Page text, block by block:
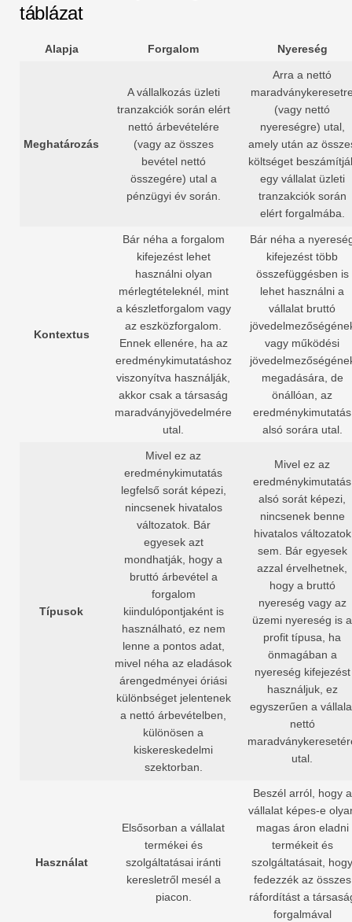
táblázat
Alapja Forgalom Nyereség
Meghatározás
A vállalkozás üzleti
tranzakciók során elért
nettó árbevételére
(vagy az összes
bevétel nettó
összegére) utal a
pénzügyi év során.
Arra a nettó
(vagy nettó
nyereségre) utal,
amely után az
költséget
egy vállalat üzleti
tranzakciók során
elért forgalmába.
Kontextus
Bár néha a forgalom
kifejezést lehet
használni olyan
mérlegtételeknél, mint
a készletforgalom vagy
az eszközforgalom.
Ennek ellenére, ha az
eredménykimutatáshoz
viszonyítva használják,
akkor csak a társaság
maradványjövedelmére
utal.
Bár néha a
kifejezést több
összefüggésben is
lehet használni a
vállalat bruttó
vagy működési
megadására, de
önállóan, az
eredménykimutatás
alsó sorára utal.
Típusok
Mivel ez az
eredménykimutatás
legfelső sorát képezi,
nincsenek hivatalos
változatok. Bár
egyesek azt
mondhatják, hogy a
bruttó árbevétel a
forgalom
kiindulópontjaként is
használható, ez nem
lenne a pontos adat,
mivel néha az eladások
árengedményei óriási
különbséget jelentenek
a nettó árbevételben,
különösen a
kiskereskedelmi
szektorban.
Mivel ez az
eredménykimutatás
alsó sorát képezi,
nincsenek benne
hivatalos változatok
sem. Bár egyesek
azzal érvelhetnek,
hogy a bruttó
nyereség vagy az
üzemi nyereség is a
profit típusa, ha
önmagában a
nyereség kifejezést
használjuk, ez
egyszerűen a
nettó
utal.
Használat
Elsősorban a vállalat
termékei és
szolgáltatásai iránti
keresletről mesél a
piacon.
Beszél arról, hogy a
vállalat képes-e
magas áron eladni
termékeit és
szolgáltatásait, hogy
fedezzék az összes
ráfordítást a
forgalmával